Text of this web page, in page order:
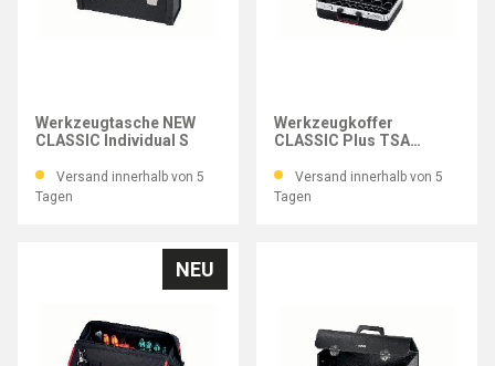
Werkzeugtasche NEW
CLASSIC Individual S
Versand innerhalb von 5
Tagen
Werkzeugkoffer
CLASSIC Plus TSA
Versand innerhalb von 5
Tagen
NEU